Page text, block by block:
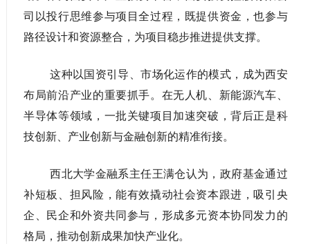
司以投行思维参与项目全过程，既提供资金，也参与
路径设计和资源整合，为项目稳步推进提供支撑。
这种以国资引导、市场化运作的模式，成为西安
布局前沿产业的重要抓手。在无人机、新能源汽车、
半导体等领域，一批关键项目加速突破，背后正是科
技创新、产业创新与金融创新的精准衔接。
西北大学金融系主任王满仓认为，政府基金通过
补短板、担风险，能有效撬动社会资本跟进，吸引央
企、民企和外资共同参与，形成多元资本协同发力的
格局，推动创新成果加快产业化。